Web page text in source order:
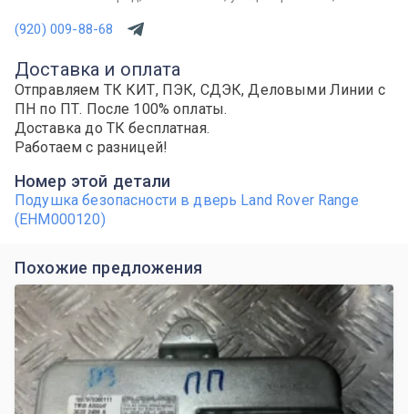
(920) 009-88-68
Доставка и оплата
Отправляем ТК КИТ, ПЭК, СДЭК, Деловыми Линии с
ПН по ПТ. После 100% оплаты.
Доставка до ТК бесплатная.
Работаем с разницей!
Номер этой детали
Подушка безопасности в дверь Land Rover Range
(EHM000120)
Похожие предложения